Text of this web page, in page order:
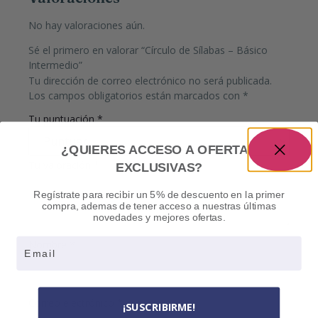
No hay valoraciones aún.
Sé el primero en valorar “Círculo de Sílabas – Básico
Intermedio”
Tu dirección de correo electrónico no será publicada.
Los campos obligatorios están marcados con *
Tu puntuación*
¿QUIERES ACCESO A OFERTAS
EXCLUSIVAS?
Regístrate para recibir un 5% de descuento en la primer
compra, ademas de tener acceso a nuestras últimas
novedades y mejores ofertas.
¡SUSCRIBIRME!